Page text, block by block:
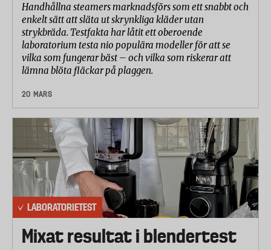
Handhållna steamers marknadsförs som ett snabbt och
enkelt sätt att släta ut skrynkliga kläder utan
strykbräda. Testfakta har låtit ett oberoende
laboratorium testa nio populära modeller för att se
vilka som fungerar bäst – och vilka som riskerar att
lämna blöta fläckar på plaggen.
20 MARS
LABORATORIETEST
Mixat resultat i blendertest